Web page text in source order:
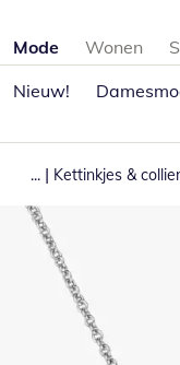
Productcategorieën
Mode Wonen
Nieuw!
... | Kettinkjes &